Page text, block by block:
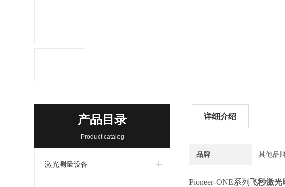
产品目录
Product catalog
激光测量设备
详细介绍
品牌 其他品
Pioneer-ONE系列 飞秒激光